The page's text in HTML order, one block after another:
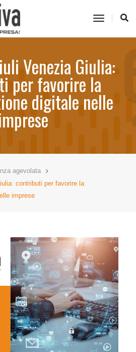
toggle
Venezia Giulia:
per favorire la
digitale nelle
agevolata
contributi per favorire la
imprese